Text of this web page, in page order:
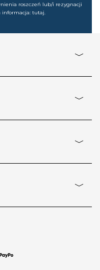
roszczeń lub/i rezygnacji
informacja: tutaj.